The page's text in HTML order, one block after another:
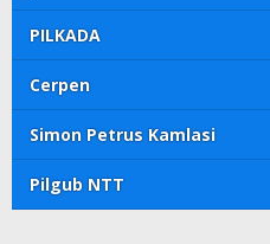
PILKADA
Cerpen
Simon Petrus Kamlasi
Pilgub NTT